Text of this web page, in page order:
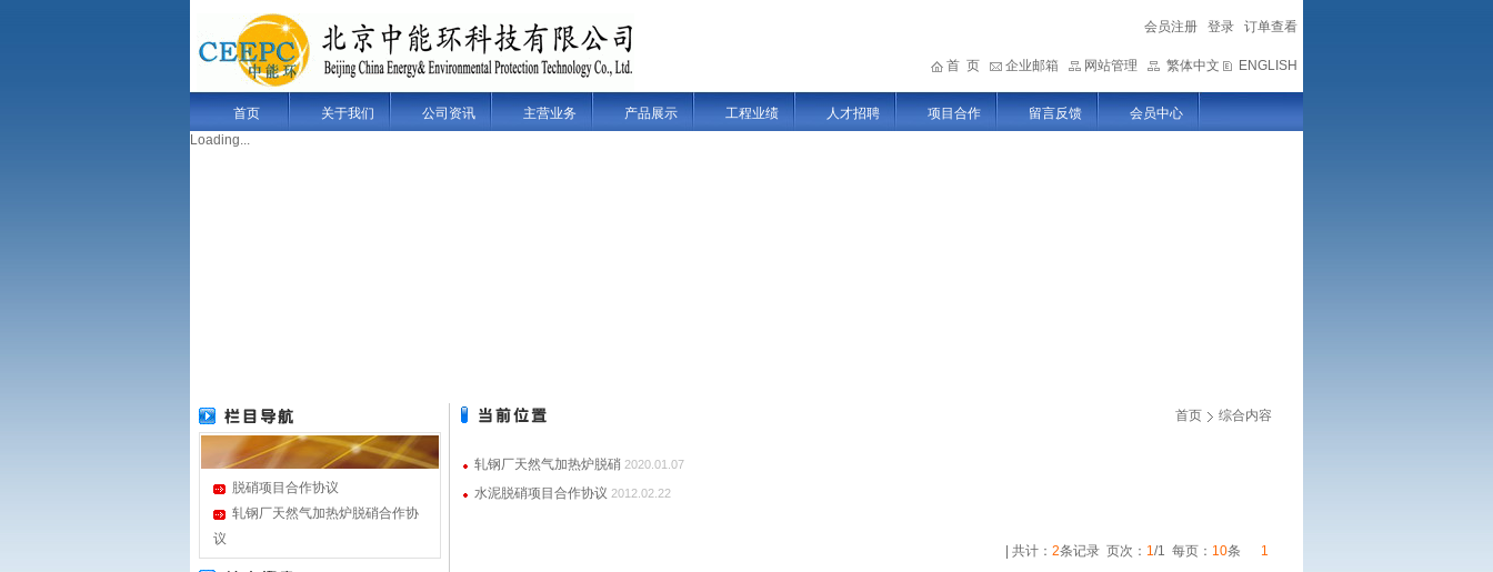
会员注册 登录 订单查看
首 页 企业邮箱 网站管理 繁体中文 ENGLISH
首页 关于我们 公司资讯 主营业务 产品展示 工程业绩 人才招聘 项目合作 留言反馈
会员中心
Loading...
脱硝项目合作协议
轧钢厂天然气加热炉脱硝合作协
议
首页 综合内容
轧钢厂天然气加热炉脱硝 2020.01.07
水泥脱硝项目合作协议 2012.02.22
| 共计： 2条记录 页次： 1/1 每页： 10条 1